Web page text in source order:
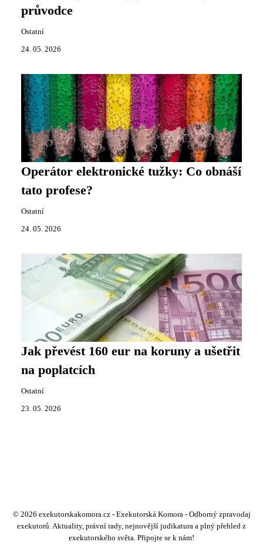
průvodce
Ostatní
24. 05. 2026
Operátor elektronické tužky: Co obnáší
tato profese?
Ostatní
24. 05. 2026
Jak převést 160 eur na koruny a ušetřit
na poplatcích
Ostatní
23. 05. 2026
© 2026 exekutorskakomora.cz - Exekutorská Komora - Odborný zpravodaj
exekutorů. Aktuality, právní rady, nejnovější judikatura a plný přehled z
exekutorského světa. Připojte se k nám!